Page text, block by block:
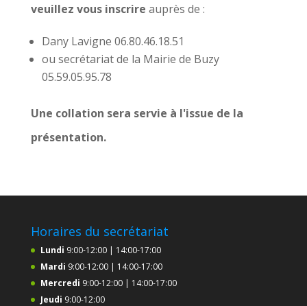
veuillez vous inscrire auprès de :
Dany Lavigne 06.80.46.18.51
ou secrétariat de la Mairie de Buzy
05.59.05.95.78
Une collation sera servie à l'issue de la
présentation.
Horaires du secrétariat
Lundi 9:00-12:00 | 14:00-17:00
Mardi 9:00-12:00 | 14:00-17:00
Mercredi 9:00-12:00 | 14:00-17:00
Jeudi 9:00-12:00